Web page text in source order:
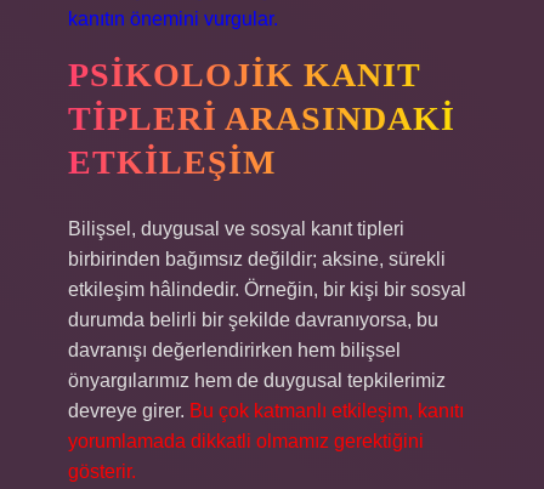
kanıtın önemini vurgular.
PSIKOLOJIK KANIT
TIPLERI ARASINDAKI
ETKILEŞIM
Bilişsel, duygusal ve sosyal kanıt tipleri
birbirinden bağımsız değildir; aksine, sürekli
etkileşim hâlindedir. Örneğin, bir kişi bir sosyal
durumda belirli bir şekilde davranıyorsa, bu
davranışı değerlendirirken hem bilişsel
önyargılarımız hem de duygusal tepkilerimiz
devreye girer. Bu çok katmanlı etkileşim, kanıtı
yorumlamada dikkatli olmamız gerektiğini
gösterir.